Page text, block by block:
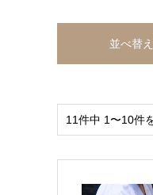
並べ替
11件中 1〜10件